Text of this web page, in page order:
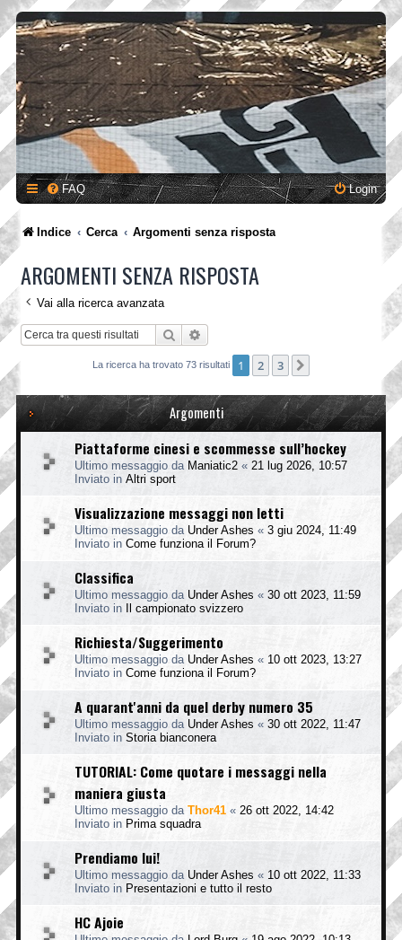
FAQ Login
Indice Cerca Argomenti senza risposta
ARGOMENTI SENZA RISPOSTA
Vai alla ricerca avanzata
Cerca
La ricerca ha trovato 73 risultati 1 2 3
Argomenti
Piattaforme cinesi e scommesse sull’hockey
Ultimo messaggio da Maniatic2 « 21 lug 2026, 10:57
Inviato in Altri sport
Visualizzazione messaggi non letti
Ultimo messaggio da Under Ashes « 3 giu 2024, 11:49
Inviato in Come funziona il Forum?
Classifica
Ultimo messaggio da Under Ashes « 30 ott 2023, 11:59
Inviato in
Il campionato svizzero
Richiesta/Suggerimento
Ultimo messaggio da Under Ashes « 10 ott 2023, 13:27
Inviato in Come funziona il Forum?
A quarant'anni da quel derby numero 35
Ultimo messaggio da Under Ashes « 30 ott 2022, 11:47
Inviato in Storia bianconera
TUTORIAL: Come quotare i messaggi nella
maniera giusta
Ultimo messaggio da Thor41 « 26 ott 2022, 14:42
Inviato in Prima squadra
Prendiamo lui!
Ultimo messaggio da Under Ashes « 10 ott 2022, 11:33
Inviato in Presentazioni e tutto il resto
HC Ajoie